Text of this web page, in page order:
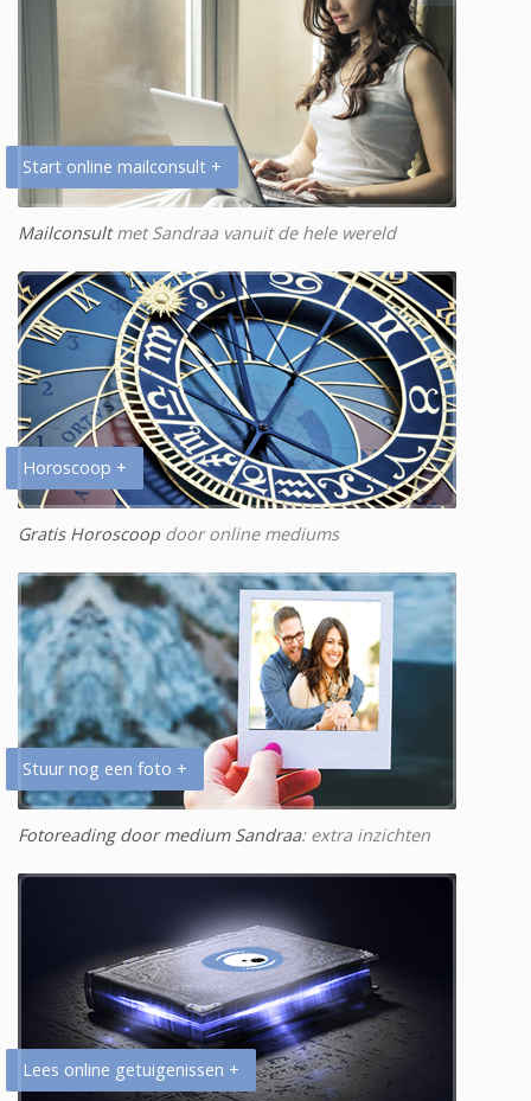
Start online mailconsult +
Mailconsultmet Sandraa vanuit de hele wereld
Horoscoop +
Gratis Horoscoopdoor online mediums
Stuur nog een foto +
Fotoreading door medium Sandraa: extra inzichten
Lees online getuigenissen +